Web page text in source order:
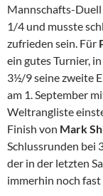
Mannschafts-Duell
1/4 und musste
zufrieden sein. Für
ein gutes Turnier,
3½/9 seine zweite
am 1. September
Weltrangliste
Finish von Mark
Schlussrunden bei
der in der letzten
immerhin noch